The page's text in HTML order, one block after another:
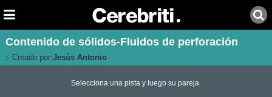
Contenido de sólidos-Fluidos de perforación
Creado por:Jesús Antonio
Selecciona una pista y luego su pareja.